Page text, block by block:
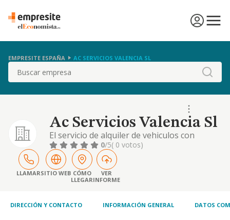
EMPRESITE ESPAÑA AC SERVICIOS VALENCIA SL
Buscar
Ac Servicios Valencia Sl
El servicio de alquiler de vehiculos con
conductor, alquiler de vehiculos sin
conductor. y servicio de limpieza y
mantenimiento de locales publicos y
privados.
0/5( 0 votos)
LLAMARSITIO WEB CÓMO
LLEGAR
VER
INFORME
DIRECCIÓN Y CONTACTO INFORMACIÓN GENERAL DATOS